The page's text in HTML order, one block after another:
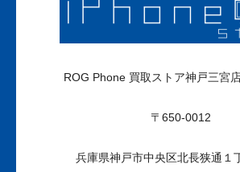
ROG Phone 買取ストア神戸三宮
〒650-0012
兵庫県神戸市中央区北長狭通１